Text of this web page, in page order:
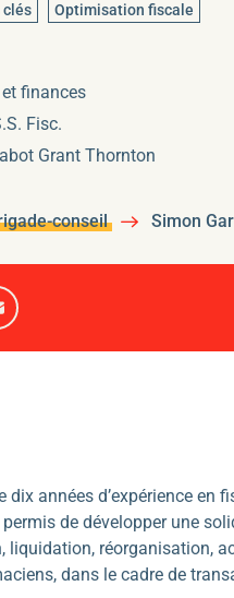
clés
Optimisation fiscale
finances
Fisc.
Grant Thornton
conseil Simon
dix années d’expérience
de développer une
liquidation, réorganisation,
dans le cadre de